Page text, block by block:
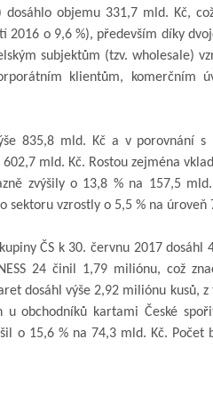
dosáhlo objemu 331,7 mld. Kč,
2016 o 9,6 %), především díky
subjektům (tzv. wholesale)
klientům, komerčním
835,8 mld. Kč a v porovnání
mld. Kč. Rostou zejména
zvýšily o 13,8 % na 157,5
sektoru vzrostly o 5,5 % na úroveň
ČS k 30. červnu 2017
24 činil 1,79 miliónu, což
dosáhl výše 2,92 miliónu kusů,
u obchodníků kartami České
o 15,6 % na 74,3 mld. Kč. Počet